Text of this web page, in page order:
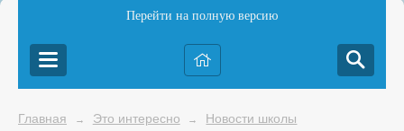
Перейти на полную версию
Главная → Это интересно → Новости школы